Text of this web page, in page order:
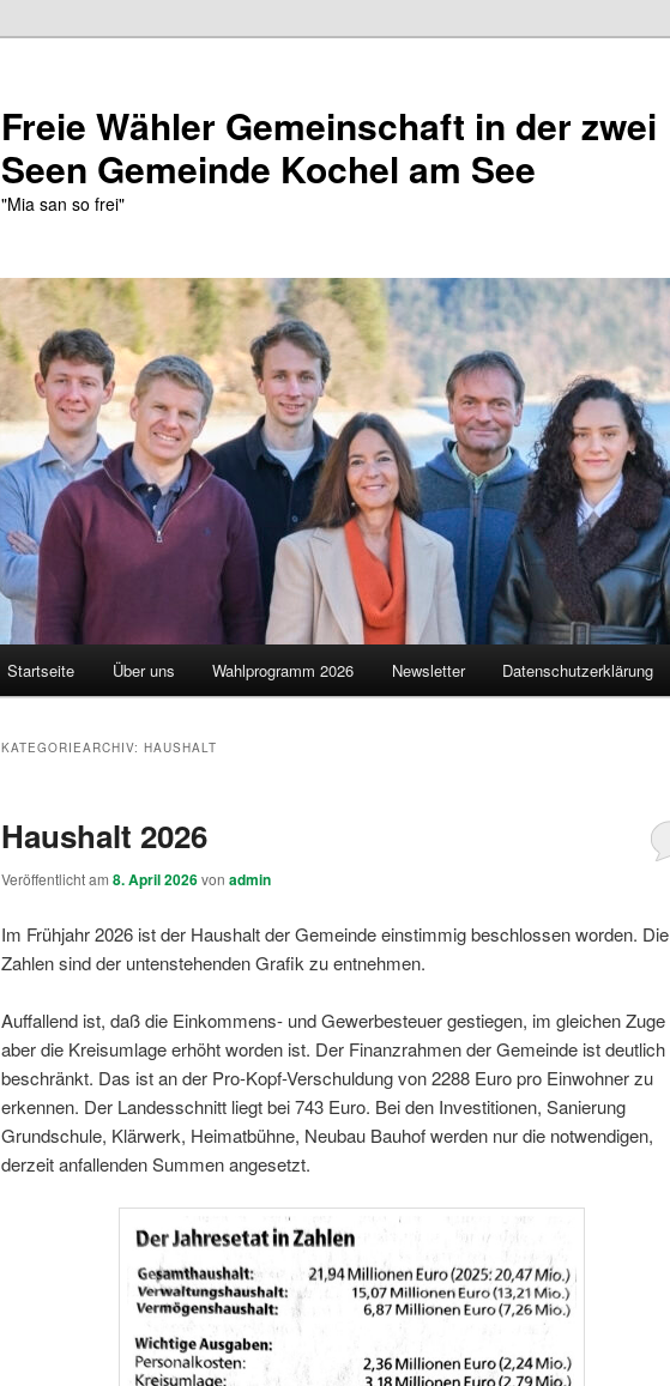
Freie Wähler Gemeinschaft in der zwei
Seen Gemeinde Kochel am See
"Mia san so frei"
Startseite Über uns Wahlprogramm 2026 Newsletter Datenschutzerklärung
KATEGORIEARCHIV: HAUSHALT
Haushalt 2026
Veröffentlicht am 8. April 2026von admin
Im Frühjahr 2026 ist der Haushalt der Gemeinde einstimmig beschlossen worden. Die
Zahlen sind der untenstehenden Grafik zu entnehmen.
Auffallend ist, daß die Einkommens- und Gewerbesteuer gestiegen, im gleichen Zuge
aber die Kreisumlage erhöht worden ist. Der Finanzrahmen der Gemeinde ist deutlich
beschränkt. Das ist an der Pro-Kopf-Verschuldung von 2288 Euro pro Einwohner zu
erkennen. Der Landesschnitt liegt bei 743 Euro. Bei den Investitionen, Sanierung
Grundschule, Klärwerk, Heimatbühne, Neubau Bauhof werden nur die notwendigen,
derzeit anfallenden Summen angesetzt.